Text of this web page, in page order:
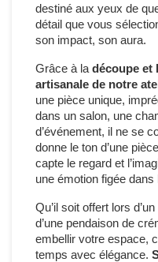
destiné aux yeux de
détail que vous
son impact, son aura.
Grâce à la découpe et
artisanale de notre
une pièce unique,
dans un salon, une
d’événement, il ne se
donne le ton d’une
capte le regard et
une émotion figée dans
Qu’il soit offert lors
d’une pendaison de
embellir votre espace,
temps avec élégance.